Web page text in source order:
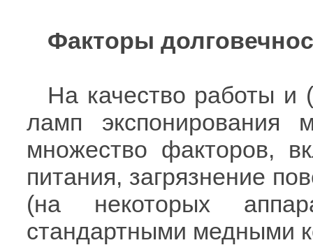
Факторы
На качество работы и
ламп экспонирования
множество факторов,
питания, загрязнение
(на некоторых
стандартными медными